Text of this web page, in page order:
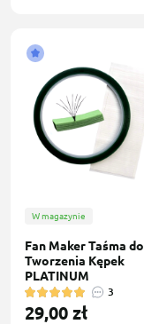
W magazynie
Fan Maker Taśma do
Tworzenia Kępek
PLATINUM
3
29,00 zł